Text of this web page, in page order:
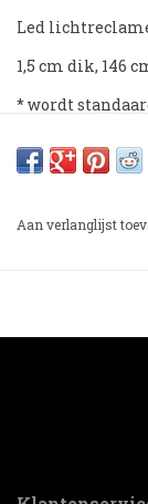
Led
1,5 cm dik, 146
* wordt
Aan verlanglijst